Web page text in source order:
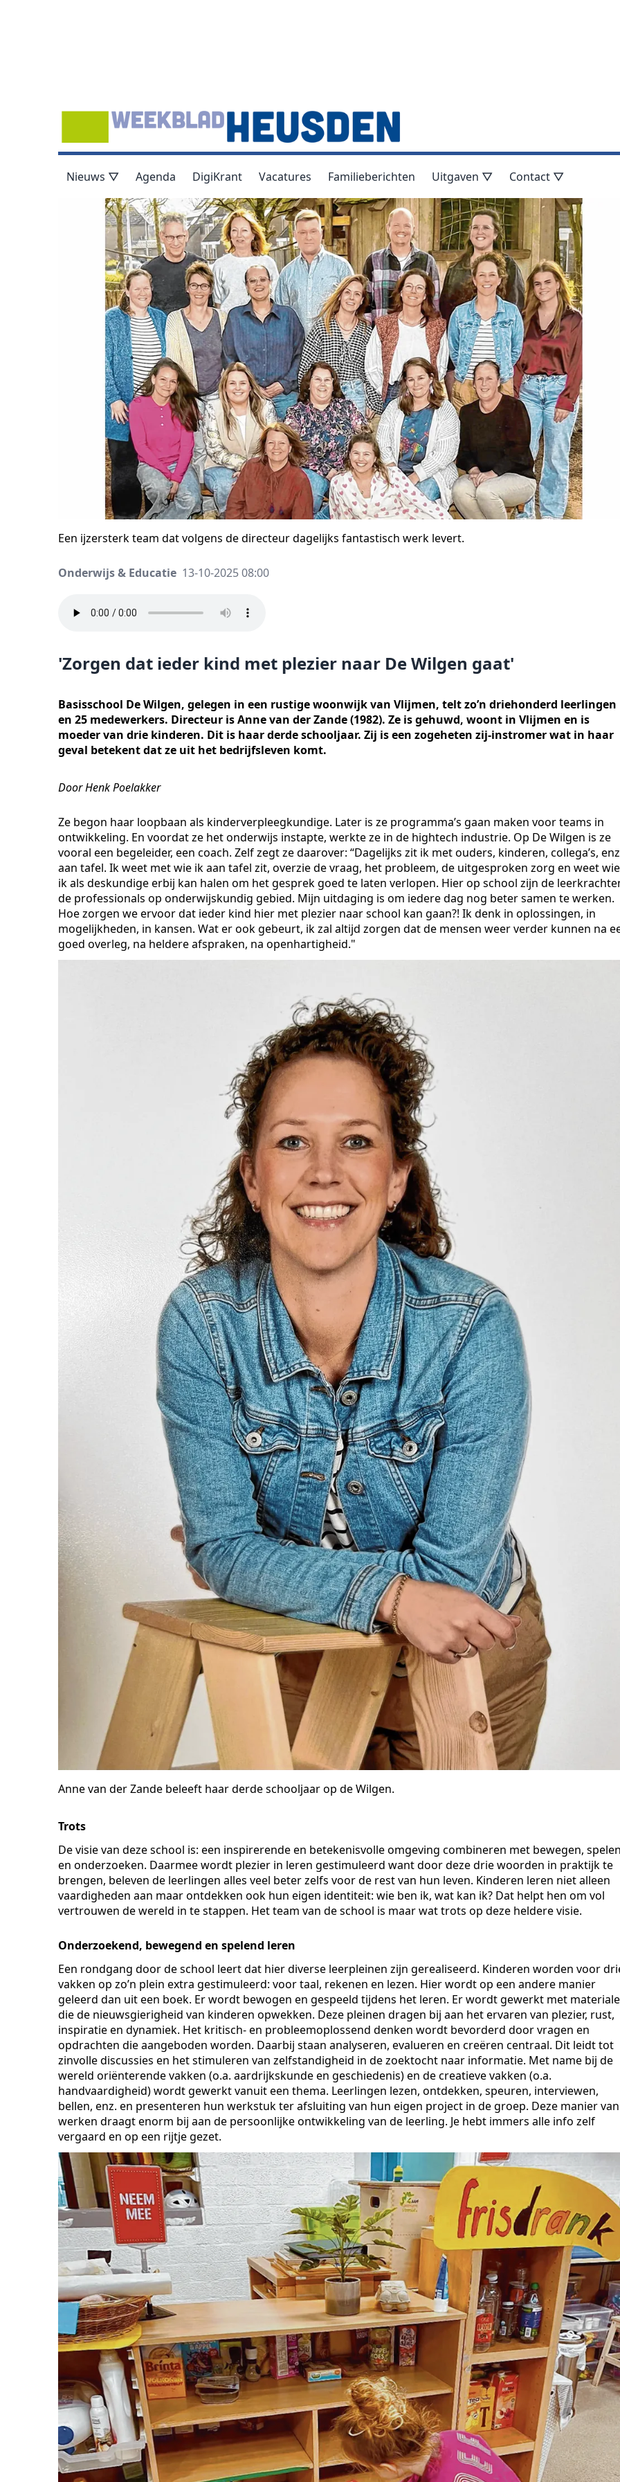
Nieuws ▽ Agenda DigiKrant Vacatures Familieberichten Uitgaven ▽ Contact ▽
Een ijzersterk team dat volgens de directeur dagelijks fantastisch werk levert.
Onderwijs & Educatie 13-10-2025 08:00
'Zorgen dat ieder kind met plezier naar De Wilgen gaat'
Basisschool De Wilgen, gelegen in een rustige woonwijk van Vlijmen, telt zo’n driehonderd leerlingen
en 25 medewerkers. Directeur is Anne van der Zande (1982). Ze is gehuwd, woont in Vlijmen en is
moeder van drie kinderen. Dit is haar derde schooljaar. Zij is een zogeheten zij-instromer wat in haar
geval betekent dat ze uit het bedrijfsleven komt.
Door Henk Poelakker
Ze begon haar loopbaan als kinderverpleegkundige. Later is ze programma’s gaan maken voor teams in
ontwikkeling. En voordat ze het onderwijs instapte, werkte ze in de hightech industrie. Op De Wilgen is ze
vooral een begeleider, een coach. Zelf zegt ze daarover: “Dagelijks zit ik met ouders, kinderen, collega’s,
aan tafel. Ik weet met wie ik aan tafel zit, overzie de vraag, het probleem, de uitgesproken zorg en weet wie
ik als deskundige erbij kan halen om het gesprek goed te laten verlopen. Hier op school zijn de
de professionals op onderwijskundig gebied. Mijn uitdaging is om iedere dag nog beter samen te werken.
Hoe zorgen we ervoor dat ieder kind hier met plezier naar school kan gaan?! Ik denk in oplossingen, in
mogelijkheden, in kansen. Wat er ook gebeurt, ik zal altijd zorgen dat de mensen weer verder kunnen na
goed overleg, na heldere afspraken, na openhartigheid."
Anne van der Zande beleeft haar derde schooljaar op de Wilgen.
Trots
De visie van deze school is: een inspirerende en betekenisvolle omgeving combineren met bewegen,
en onderzoeken. Daarmee wordt plezier in leren gestimuleerd want door deze drie woorden in praktijk te
brengen, beleven de leerlingen alles veel beter zelfs voor de rest van hun leven. Kinderen leren niet alleen
vaardigheden aan maar ontdekken ook hun eigen identiteit: wie ben ik, wat kan ik? Dat helpt hen om vol
vertrouwen de wereld in te stappen. Het team van de school is maar wat trots op deze heldere visie.
Onderzoekend, bewegend en spelend leren
Een rondgang door de school leert dat hier diverse leerpleinen zijn gerealiseerd. Kinderen worden voor
vakken op zo’n plein extra gestimuleerd: voor taal, rekenen en lezen. Hier wordt op een andere manier
geleerd dan uit een boek. Er wordt bewogen en gespeeld tijdens het leren. Er wordt gewerkt met
die de nieuwsgierigheid van kinderen opwekken. Deze pleinen dragen bij aan het ervaren van plezier, rust,
inspiratie en dynamiek. Het kritisch- en probleemoplossend denken wordt bevorderd door vragen en
opdrachten die aangeboden worden. Daarbij staan analyseren, evalueren en creëren centraal. Dit leidt tot
zinvolle discussies en het stimuleren van zelfstandigheid in de zoektocht naar informatie. Met name bij de
wereld oriënterende vakken (o.a. aardrijkskunde en geschiedenis) en de creatieve vakken (o.a.
handvaardigheid) wordt gewerkt vanuit een thema. Leerlingen lezen, ontdekken, speuren, interviewen,
bellen, enz. en presenteren hun werkstuk ter afsluiting van hun eigen project in de groep. Deze manier van
werken draagt enorm bij aan de persoonlijke ontwikkeling van de leerling. Je hebt immers alle info zelf
vergaard en op een rijtje gezet.